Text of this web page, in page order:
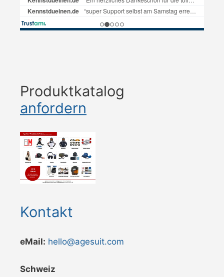
Produktkatalog
anfordern
Kontakt
eMail: hello@agesuit.com
Schweiz